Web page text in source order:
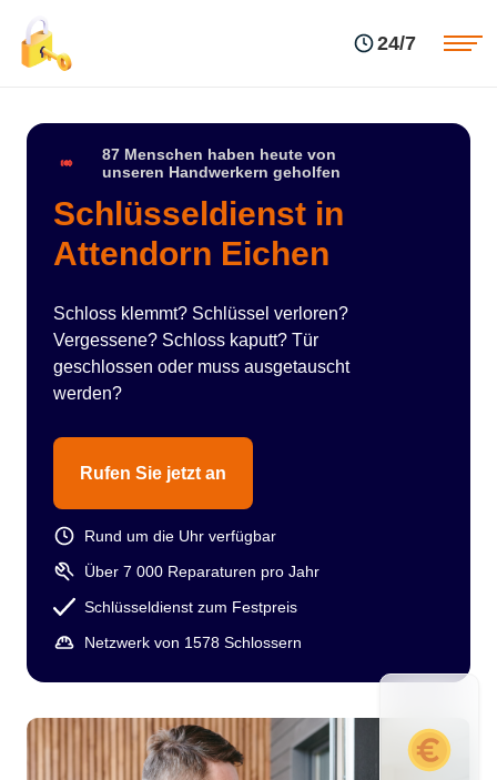
24/7
87 Menschen haben heute von
unseren Handwerkern geholfen
Schlüsseldienst in
Attendorn Eichen
Schloss klemmt? Schlüssel verloren?
Vergessene? Schloss kaputt? Tür
geschlossen oder muss ausgetauscht
werden?
Rufen Sie jetzt an
Rund um die Uhr verfügbar
Über 7 000 Reparaturen pro Jahr
Schlüsseldienst zum Festpreis
Netzwerk von 1578 Schlossern